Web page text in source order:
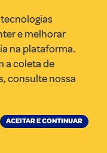
e melhorar
na plataforma.
a coleta de
consulte nossa
ACEITAR E CONTINUAR